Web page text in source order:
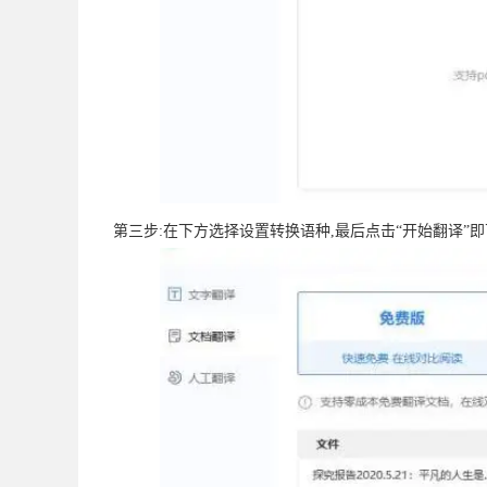
第三步:在下方选择设置转换语种,最后点击“开始翻译”